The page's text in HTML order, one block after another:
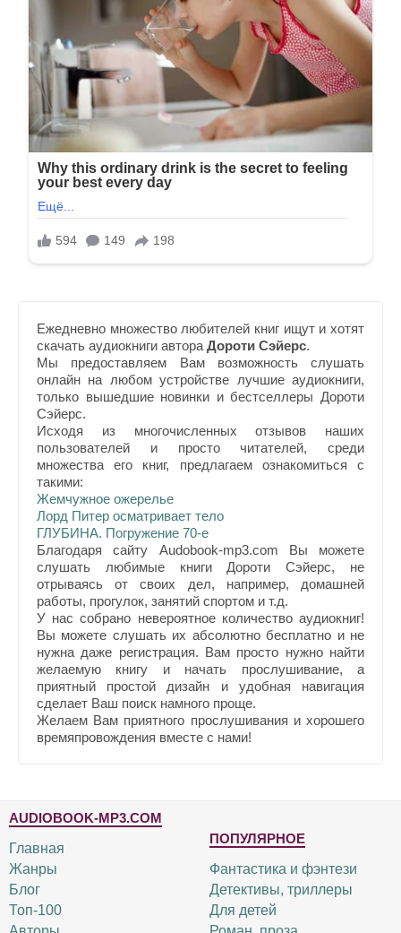
Ежедневно множество любителей книг ищут и хотят
скачать аудиокниги автора Дороти Сэйерс.
Мы предоставляем Вам возможность слушать
онлайн на любом устройстве лучшие аудиокниги,
только вышедшие новинки и бестселлеры Дороти
Сэйерс.
Исходя из многочисленных отзывов наших
пользователей и просто читателей, среди
множества его книг, предлагаем ознакомиться с
такими:
Жемчужное ожерелье
Лорд Питер осматривает тело
ГЛУБИНА. Погружение 70-е
Благодаря сайту Audobook-mp3.com Вы можете
слушать любимые книги Дороти Сэйерс, не
отрываясь от своих дел, например, домашней
работы, прогулок, занятий спортом и т.д.
У нас собрано невероятное количество аудиокниг!
Вы можете слушать их абсолютно бесплатно и не
нужна даже регистрация. Вам просто нужно найти
желаемую книгу и начать прослушивание, а
приятный простой дизайн и удобная навигация
сделает Ваш поиск намного проще.
Желаем Вам приятного прослушивания и хорошего
времяпровождения вместе с нами!
AUDIOBOOK-MP3.COM
Главная
Жанры
Блог
Топ-100
ПОПУЛЯРНОЕ
Фантастика и фэнтези
Детективы, триллеры
Для детей